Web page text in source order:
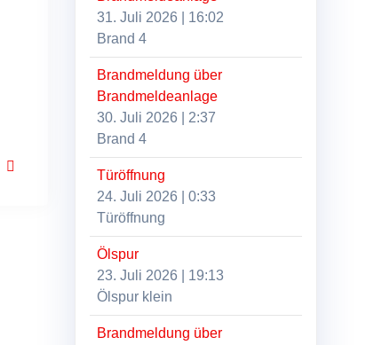
31. Juli 2026
16:02
Brand 4
Brandmeldung über
Brandmeldeanlage
30. Juli 2026
2:37
Brand 4
Türöffnung
24. Juli 2026 |0:33
Türöffnung
Ölspur
23. Juli 2026
19:13
Ölspur klein
Brandmeldung über